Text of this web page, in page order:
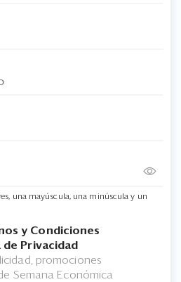
una mayúscula, una minúscula y un
y Condiciones
de Privacidad
promociones
Semana Económica